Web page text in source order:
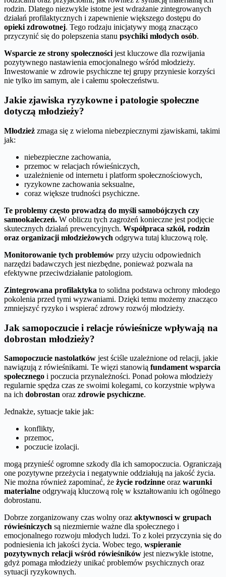
rodzin. Dlatego niezwykle istotne jest wdrażanie zintegrowanych
działań profilaktycznych i zapewnienie większego dostępu do
opieki zdrowotnej. Tego rodzaju inicjatywy mogą znacząco
przyczynić się do polepszenia stanu psychiki młodych osób.
Wsparcie ze strony społecznościjest kluczowe dla rozwijania
pozytywnego nastawienia emocjonalnego wśród młodzieży.
Inwestowanie w zdrowie psychiczne tej grupy przyniesie korzyści
nie tylko im samym, ale i całemu społeczeństwu.
Jakie zjawiska ryzykowne i patologie społeczne
dotyczą młodzieży?
Młodzież zmaga się z wieloma niebezpiecznymi zjawiskami, takimi
jak:
niebezpieczne zachowania,
przemoc w relacjach rówieśniczych,
uzależnienie od internetu i platform społecznościowych,
ryzykowne zachowania seksualne,
coraz większe trudności psychiczne.
Te problemy często prowadzą do myśli samobójczych czy
samookaleczeń. W obliczu tych zagrożeń konieczne jest podjęcie
skutecznych działań prewencyjnych. Współpraca szkół, rodzin
oraz organizacji młodzieżowych odgrywa tutaj kluczową rolę.
Monitorowanie tych problemów przy użyciu odpowiednich
narzędzi badawczych jest niezbędne, ponieważ pozwala na
efektywne przeciwdziałanie patologiom.
Zintegrowana profilaktyka to solidna podstawa ochrony młodego
pokolenia przed tymi wyzwaniami. Dzięki temu możemy znacząco
zmniejszyć ryzyko i wspierać zdrowy rozwój młodzieży.
Jak samopoczucie i relacje rówieśnicze wpływają na
dobrostan młodzieży?
Samopoczucie nastolatków jest ściśle uzależnione od relacji, jakie
nawiązują z rówieśnikami. Te więzi stanowią fundament wsparcia
społecznego i poczucia przynależności. Ponad połowa młodzieży
regularnie spędza czas ze swoimi kolegami, co korzystnie wpływa
na ich dobrostan oraz zdrowie psychiczne.
Jednakże, sytuacje takie jak:
konflikty,
przemoc,
poczucie izolacji.
mogą przynieść ogromne szkody dla ich samopoczucia. Ograniczają
one pozytywne przeżycia i negatywnie oddziałują na jakość życia.
Nie można również zapominać, że życie rodzinne oraz warunki
materialne odgrywają kluczową rolę w kształtowaniu ich ogólnego
dobrostanu.
Dobrze zorganizowany czas wolny oraz aktywnosci w grupach
rówieśniczych są niezmiernie ważne dla społecznego i
emocjonalnego rozwoju młodych ludzi. To z kolei przyczynia się do
podniesienia ich jakości życia. Wobec tego, wspieranie
pozytywnych relacji wśród rówieśników jest niezwykle istotne,
gdyż pomaga młodzieży unikać problemów psychicznych oraz
sytuacji ryzykownych.